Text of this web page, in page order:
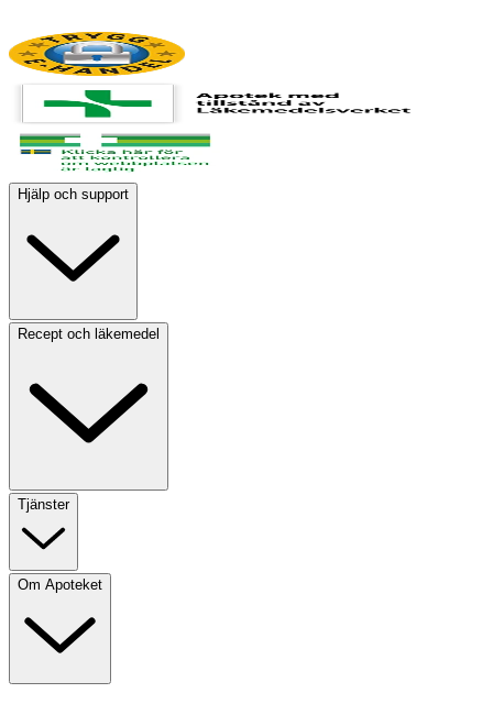
Hjälp och support
Recept och läkemedel
Tjänster
Om Apoteket